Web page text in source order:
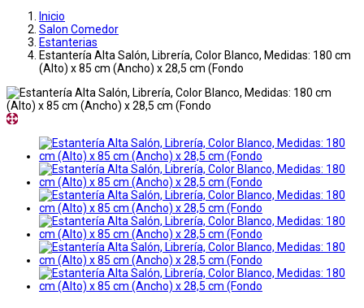
Inicio
Salon Comedor
Estanterias
Estantería Alta Salón, Librería, Color Blanco, Medidas: 180 cm
(Alto) x 85 cm (Ancho) x 28,5 cm (Fondo